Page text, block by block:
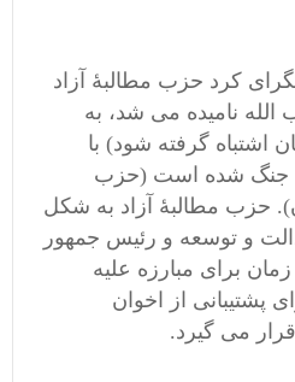
کرد حزب مطالبۀ آزاد
نامیده می شد، به
اشتباه گرفته شود) با
جنگ شده است (حزب
حزب مطالبۀ آزاد به شکل
و توسعه و رئیس جمهور
برای مبارزه علیه
پشتیبانی از اخوان
می گیرد.